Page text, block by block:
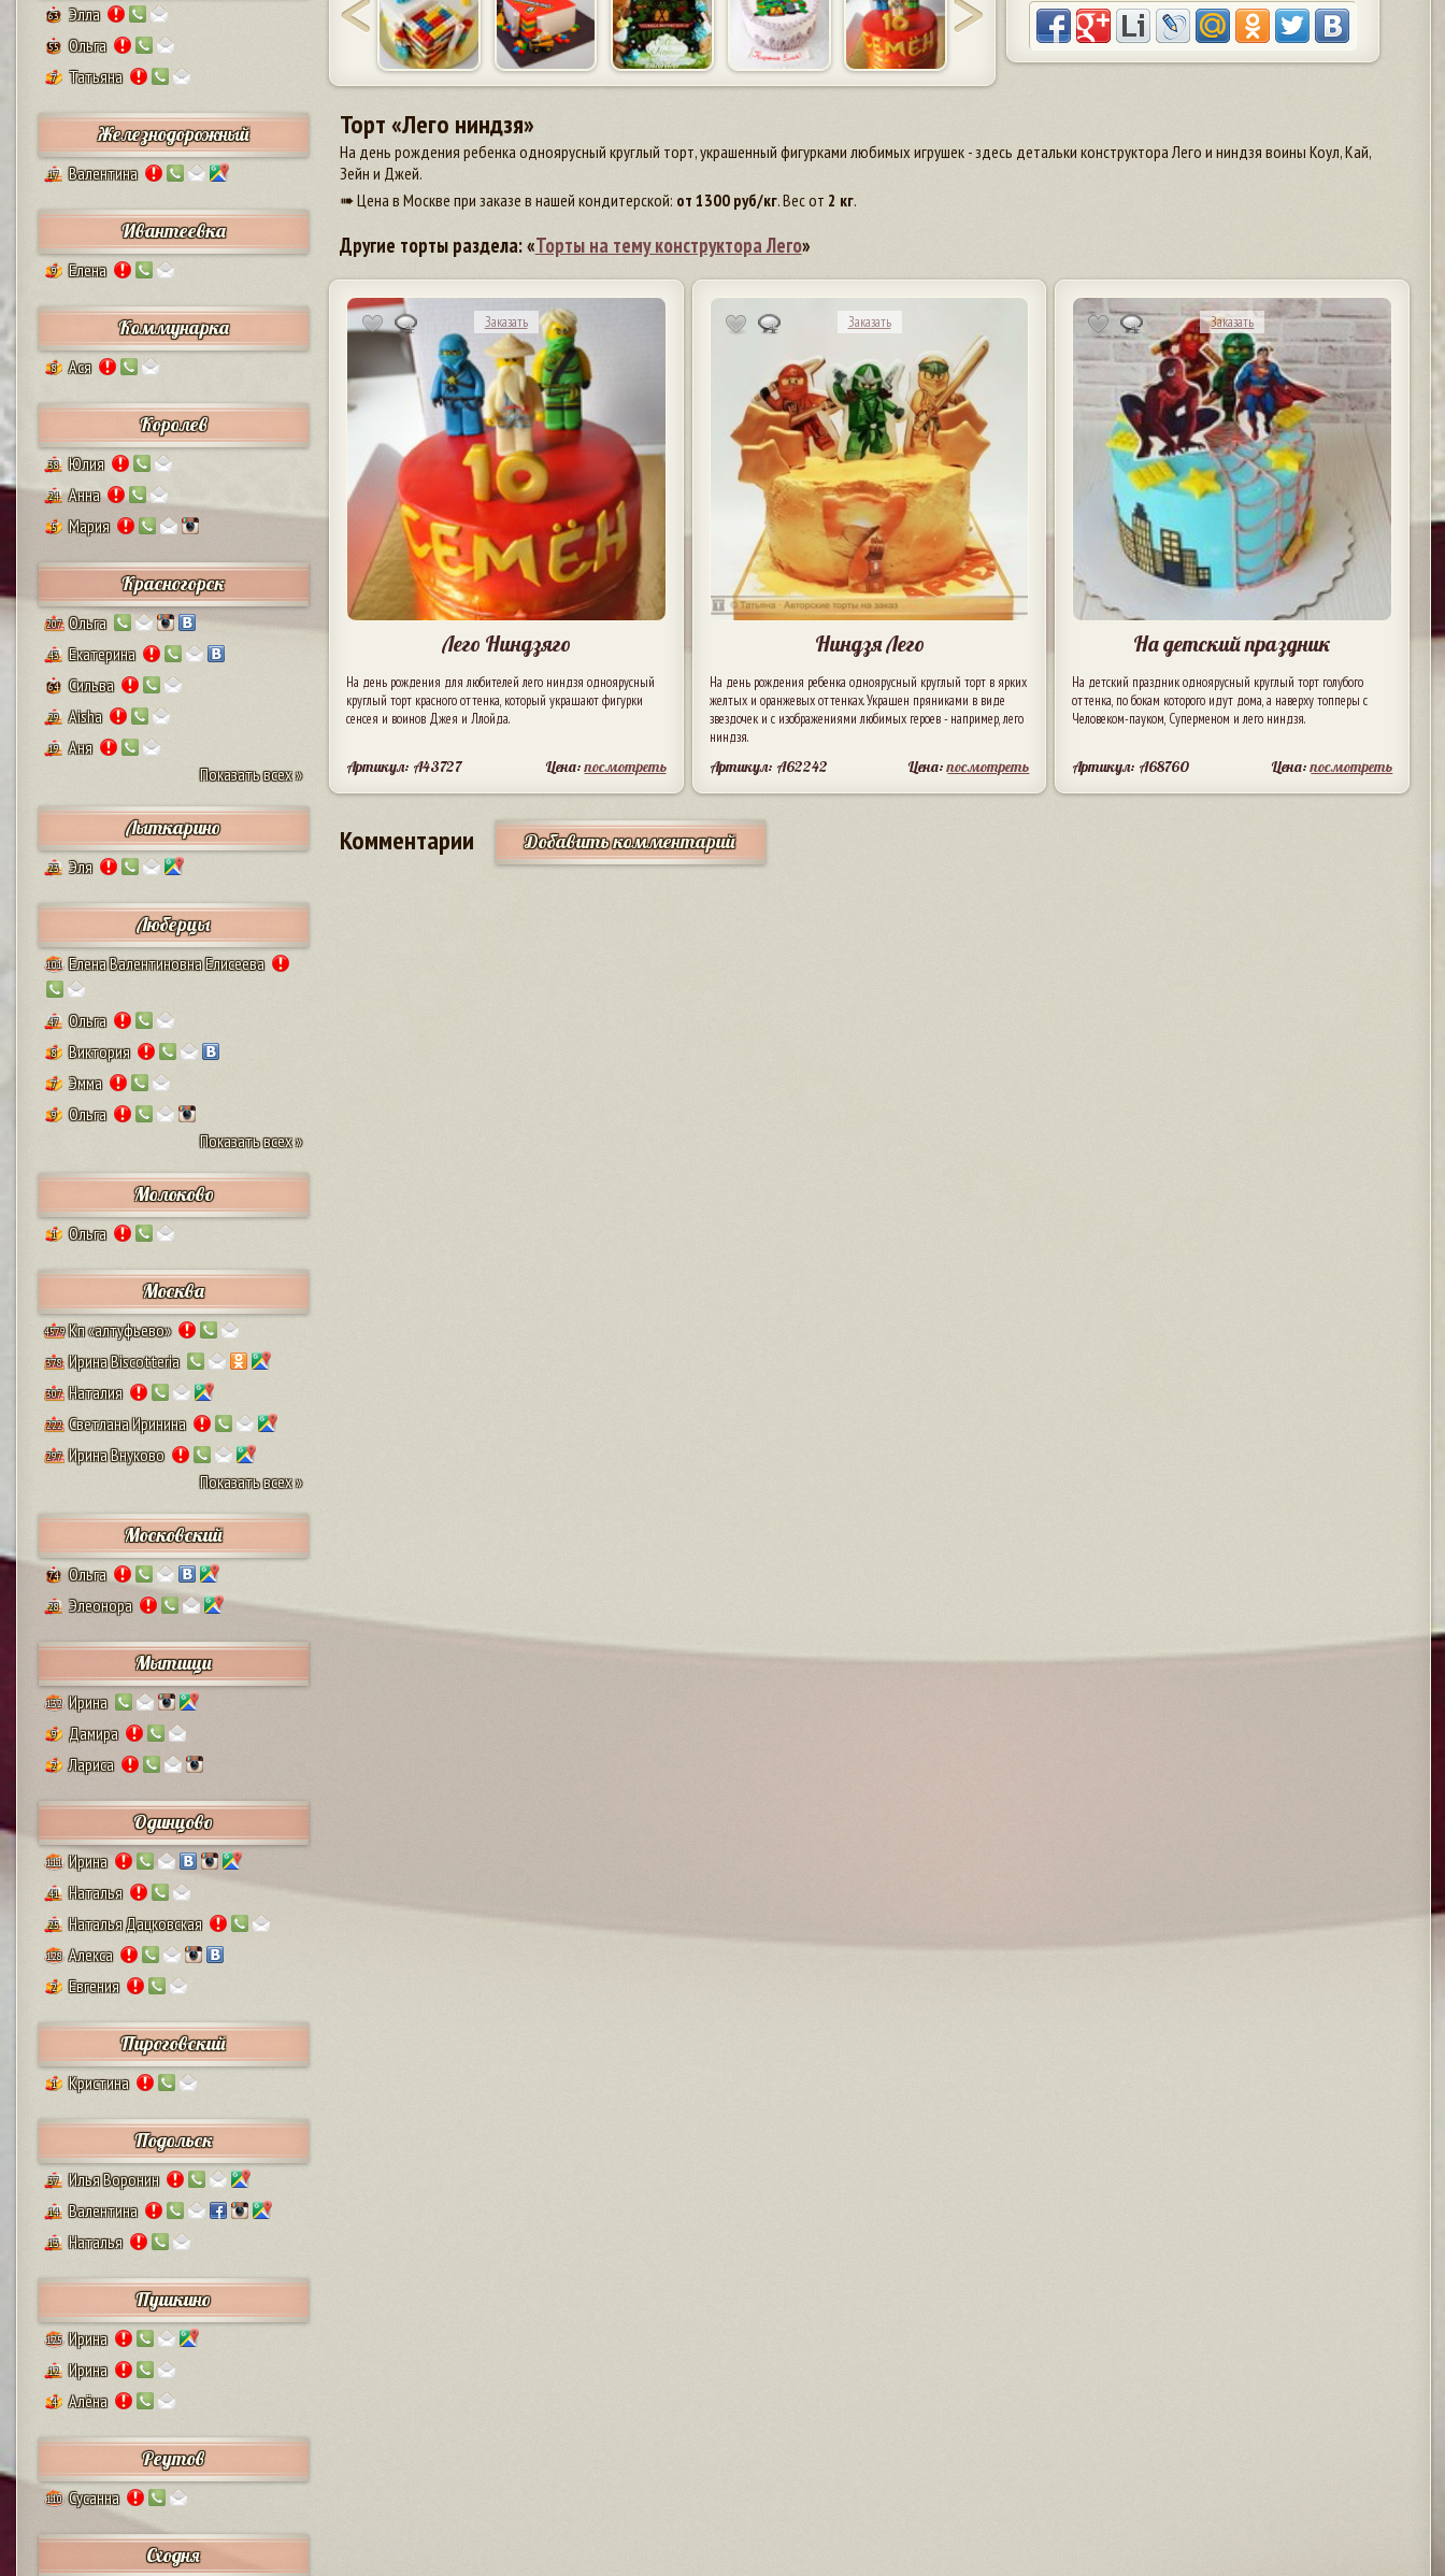
63 Элла
55 Ольга
7 Татьяна
Железнодорожный
17 Валентина
Ивантеевка
9 Елена
Коммунарка
8 Ася
Королев
38 Юлия
24 Анна
5 Мария
Красногорск
207 Ольга
43 Екатерина
64 Сильва
29 Aisha
19
Аня
Показать всех »
Лыткарино
23 Эля
Люберцы
101 Елена Валентиновна Елисеева
47 Ольга
8 Виктория
7 Эмма
9
Ольга
Показать всех »
Молоково
1 Ольга
Москва
4579 Кп «алтуфьево»
378 Ирина Biscotteria
307 Наталия
222 Светлана Иринина
297 Ирина Внуково
Показать всех »
Московский
74 Ольга
28 Элеонора
Мытищи
132 Ирина
9 Дамира
2 Лариса
Одинцово
111 Ирина
41 Наталья
25 Наталья Дацковская
128 Алекса
2 Евгения
Пироговский
1 Кристина
Подольск
37 Илья Воронин
14 Валентина
13 Наталья
Пушкино
125 Ирина
12 Ирина
4 Алёна
Реутов
110 Сусанна
Сходня
Торт «Лего ниндзя»
На день рождения ребенка одноярусный круглый торт, украшенный фигурками любимых игрушек - здесь детальки конструктора Лего и ниндзя воины Коул, Кай,
Зейн и Джей.
➠ Цена в Москве при заказе в нашей кондитерской: от 1300руб/кг. Вес от 2 кг.
Другие торты раздела: «Торты на тему конструктора Лего»
Заказать
Лего Ниндзяго
На день рождения для любителей лего ниндзя одноярусный
круглый торт красного оттенка, который украшают фигурки
сенсея и воинов Джея и Ллойда.
Артикул: A43727 Цена:посмотреть
Заказать
Ниндзя Лего
На день рождения ребенка одноярусный круглый торт в ярких
желтых и оранжевых оттенках. Украшен пряниками в виде
звездочек и с изображениями любимых героев - например, лего
ниндзя.
Артикул: A62242 Цена:посмотреть
Заказать
На детский праздник
На детский праздник одноярусный круглый торт голубого
оттенка, по бокам которого идут дома, а наверху топперы с
Человеком-пауком, Суперменом и лего ниндзя.
Артикул: A68760 Цена:посмотреть
Комментарии Добавить комментарий